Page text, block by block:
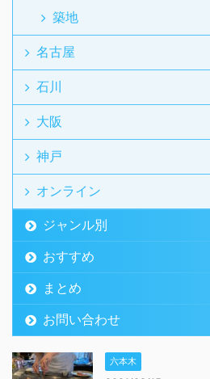
築地
名古屋
石川
大阪
神戸
オンライン
ジャンル別
おすすめ
まとめ
お問い合わせ
六本木